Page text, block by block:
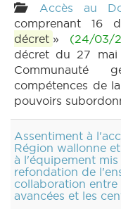
Accès au
comprenant 16
décret » (24/03/
décret du 27
Communauté
compétences de
pouvoirs
Assentiment à
Région wallonne
à l'équipement
refondation de
collaboration
avancées et les